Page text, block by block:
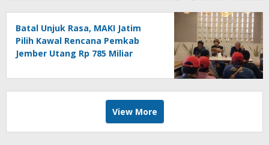
Batal Unjuk Rasa, MAKI Jatim
Pilih Kawal Rencana Pemkab
Jember Utang Rp 785 Miliar
View More